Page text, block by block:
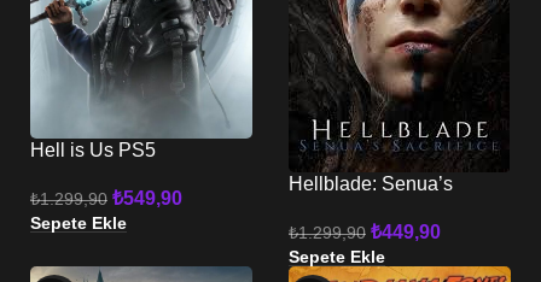
Hell is Us PS5
₺1.299,90 ₺549,90
Sepete Ekle
Hellblade: Senua’s
₺1.299,90 ₺449,90
Sepete Ekle